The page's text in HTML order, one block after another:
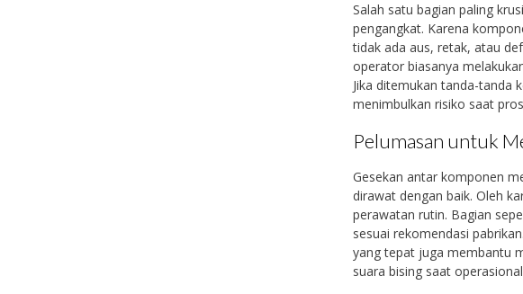
Salah satu bagian paling
pengangkat. Karena
tidak ada aus, retak, atau
operator biasanya
Jika ditemukan tanda-tanda
menimbulkan risiko saat
Pelumasan untuk
Gesekan antar komponen
dirawat dengan baik. Oleh
perawatan rutin. Bagian
sesuai rekomendasi
yang tepat juga membantu
suara bising saat